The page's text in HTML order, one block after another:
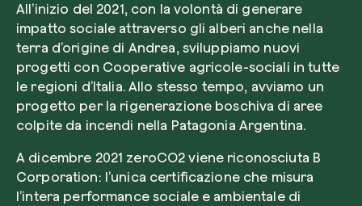
All’inizio del 2021, con la volontà di generare
impatto sociale attraverso gli alberi anche nella
terra d’origine di Andrea, sviluppiamo nuovi
progetti con Cooperative agricole-sociali in tutte
le regioni d’Italia. Allo stesso tempo, avviamo un
progetto per la rigenerazione boschiva di aree
colpite da incendi nella Patagonia Argentina.
A dicembre 2021 zeroCO2 viene riconosciuta B
Corporation: l’unica certificazione che misura
l’intera performance sociale e ambientale di